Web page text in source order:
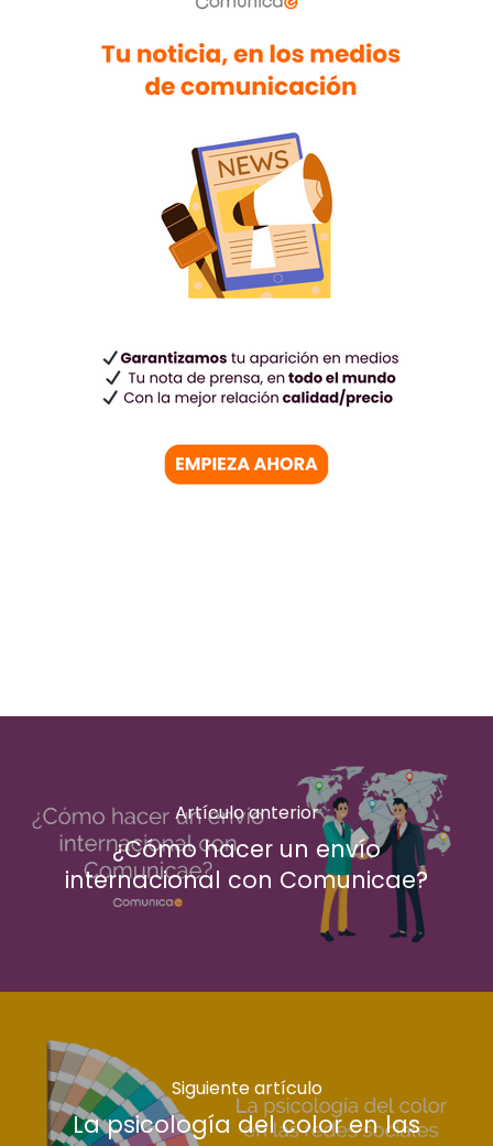
Artículo anterior
¿Cómo hacer un envío
internacional con Comunicae?
Siguiente artículo
La psicología del color en las